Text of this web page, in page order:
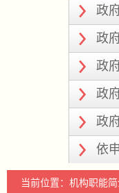
政
政
政
政
政
依
当前位置：机构职能